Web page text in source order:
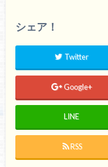
シェア！
Twitter
Google+
LINE
RSS